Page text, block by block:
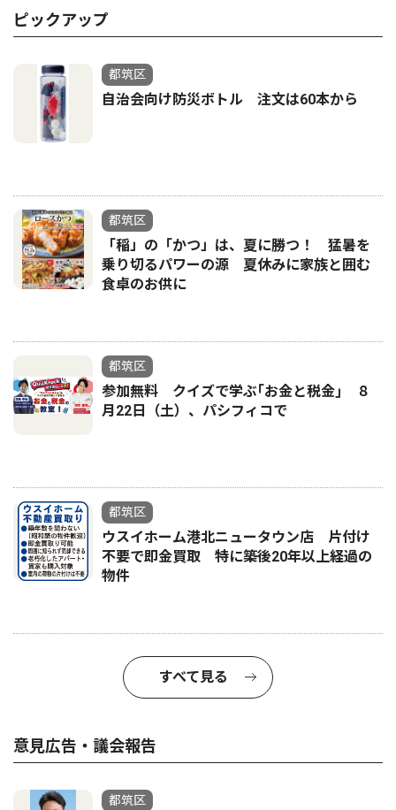
ピックアップ
都筑区
自治会向け防災ボトル 注文は60本から
都筑区
「稲」の「かつ」は、夏に勝つ！ 猛暑を
乗り切るパワーの源 夏休みに家族と囲む
食卓のお供に
都筑区
参加無料 クイズで学ぶ｢お金と税金｣ ８
月22日（土）、パシフィコで
都筑区
ウスイホーム港北ニュータウン店 片付け
不要で即金買取 特に築後20年以上経過の
物件
すべて見る
意見広告・議会報告
都筑区